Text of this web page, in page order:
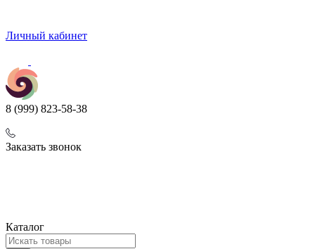
Личный кабинет
8 (999) 823-58-38
Заказать звонок
Каталог